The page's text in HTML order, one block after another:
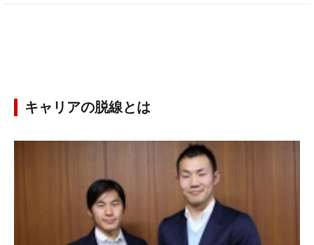
キャリアの脱線とは